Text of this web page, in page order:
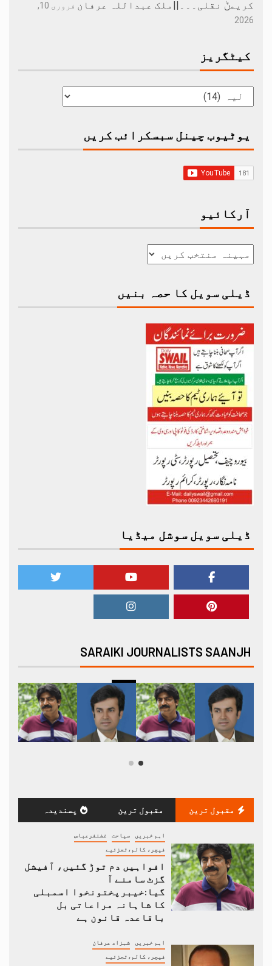
کریمݨ نقلی۔۔۔||ملک عبداللہ عرفان
فروری 10,
2026
کیٹگریز
یوٹیوب چینل سبسکرائب کریں
آرکائیو
ڈیلی سویل کا حصہ بنیں
ڈیلی سویل سوشل میڈیا
SARAIKI JOURNALISTS SAANJH
مقبول ترین مقبول ترین پسندیدہ
اہم خبریں سیاحت غضنفرعباس
فیچر، کالم،تجزئیے
افواہیں دم توڑ گئیں، آفیشل
گزٹ سامنے آ
گیا:خیبرپختونخوا اسمبلی
کا شاہانہ مراعاتی بل
باقاعدہ قانون ہے
اہم خبریں شہزاد عرفان
فیچر، کالم،تجزئیے